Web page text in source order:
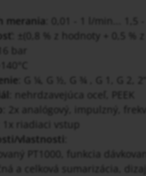
merania : 0,01 - 1 l/min... 1,5
: ±(0,8 % z hodnoty + 0,5 % z
: G ¼, G ½, G ¾ , G 1, G 2,
: nehrdzavejúca oceľ, PEEK
: 2x analógový, impulzný,
: 1x riadiaci vstup
vlastnosti
PT1000, funkcia
a celková sumarizácia,